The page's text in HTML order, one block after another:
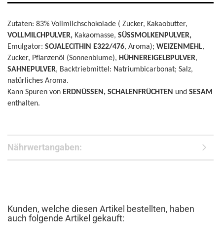
Zutaten: 83% Vollmilchschokolade ( Zucker, Kakaobutter,
VOLLMILCHPULVER, Kakaomasse, SÜSSMOLKENPULVER,
Emulgator: SOJALECITHIN E322/476, Aroma); WEIZENMEHL,
Zucker, Pflanzenöl (Sonnenblume), HÜHNEREIGELBPULVER,
SAHNEPULVER, Backtriebmittel: Natriumbicarbonat; Salz,
natürliches Aroma.
Kann Spuren von ERDNÜSSEN, SCHALENFRÜCHTEN und SESAM
enthalten.
Nährwertangaben:
Kunden, welche diesen Artikel bestellten, haben
auch folgende Artikel gekauft: